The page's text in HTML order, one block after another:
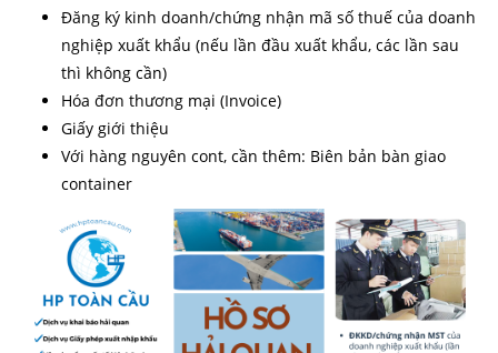
Đăng ký kinh doanh/chứng nhận mã số thuế của doanh
nghiệp xuất khẩu (nếu lần đầu xuất khẩu, các lần sau
thì không cần)
Hóa đơn thương mại (Invoice)
Giấy giới thiệu
Với hàng nguyên cont, cần thêm: Biên bản bàn giao
container